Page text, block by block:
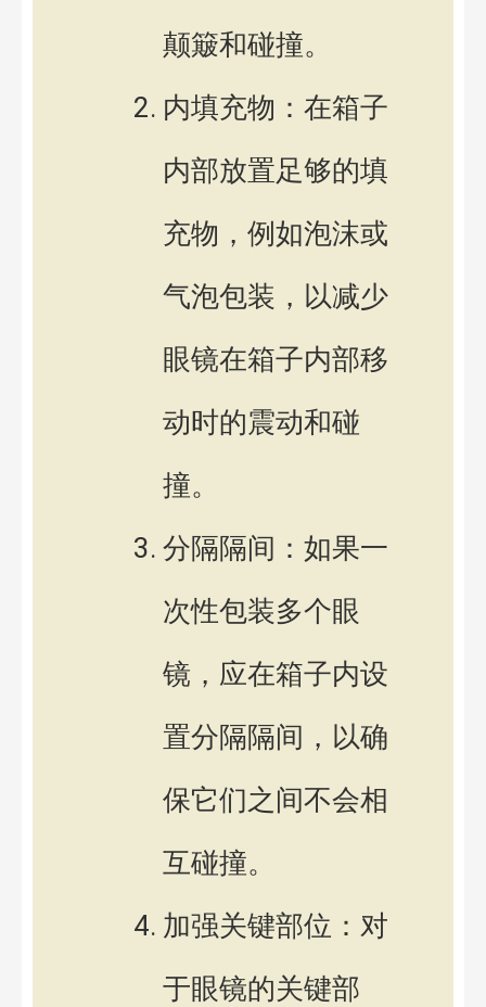
颠簸和碰撞。
内填充物：在箱子
内部放置足够的填
充物，例如泡沫或
气泡包装，以减少
眼镜在箱子内部移
动时的震动和碰
撞。
分隔隔间：如果一
次性包装多个眼
镜，应在箱子内设
置分隔隔间，以确
保它们之间不会相
互碰撞。
加强关键部位：对
于眼镜的关键部